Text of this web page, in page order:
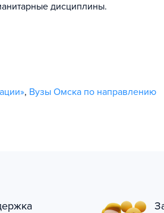
дисциплины.
, Вузы Омска по направлению